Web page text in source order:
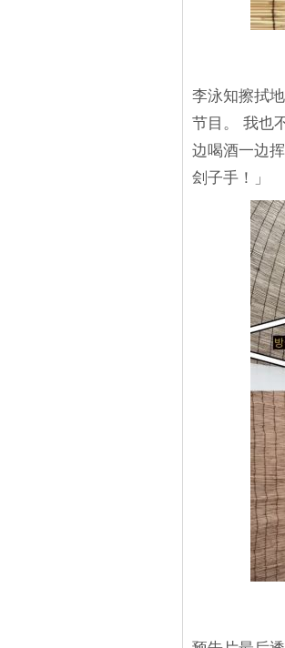
李泳知擦拭
节目。 我也
边喝酒一边
刽子手！」